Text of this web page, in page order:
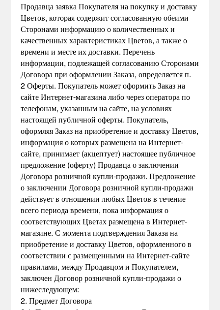
Продавца заявка Покупателя на покупку и доставку
Цветов, которая содержит согласованную обеими
Сторонами информацию о количественных и
качественных характеристиках Цветов, а также о
времени и месте их доставки. Перечень
информации, подлежащей согласованию Сторонами
Договора при оформлении Заказа, определяется п.
2 Оферты. Покупатель может оформить Заказ на
сайте Интернет-магазина либо через оператора по
телефонам, указанным на сайте, на условиях
настоящей публичной оферты. Покупатель,
оформляя Заказ на приобретение и доставку Цветов,
информация о которых размещена на Интернет-
сайте, принимает (акцептует) настоящее публичное
предложение (оферту) Продавца о заключении
Договора розничной купли-продажи. Предложение
о заключении Договора розничной купли-продажи
действует в отношении любых Цветов в течение
всего периода времени, пока информация о
соответствующих Цветах размещена в Интернет-
магазине. С момента подтверждения Заказа на
приобретение и доставку Цветов, оформленного в
соответствии с размещенными на Интернет-сайте
правилами, между Продавцом и Покупателем,
заключен Договор розничной купли-продажи о
нижеследующем:
2. Предмет Договора